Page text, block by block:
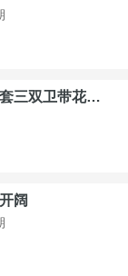
沱四桥电梯精装拎包入住套三双卫带花园40平米带车位
阔